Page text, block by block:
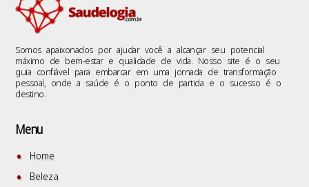
Somos apaixonados por ajudar você a alcançar seu potencial
máximo de bem-estar e qualidade de vida. Nosso site é o seu
guia confiável para embarcar em uma jornada de transformação
pessoal, onde a saúde é o ponto de partida e o sucesso é o
destino.
Menu
Home
Beleza